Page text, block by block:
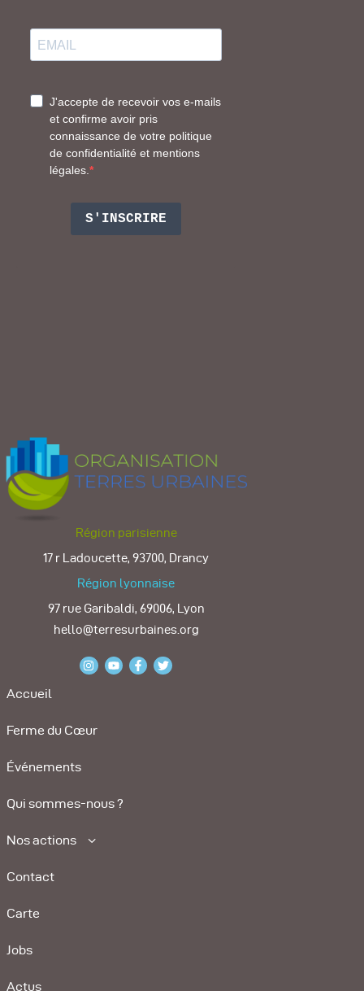
Région parisienne
17 r Ladoucette, 93700, Drancy
Région lyonnaise
97 rue Garibaldi, 69006, Lyon
hello@terresurbaines.org
Accueil
Ferme du Cœur
Événements
Qui sommes-nous ?
Nos actions
Contact
Carte
Jobs
Actus